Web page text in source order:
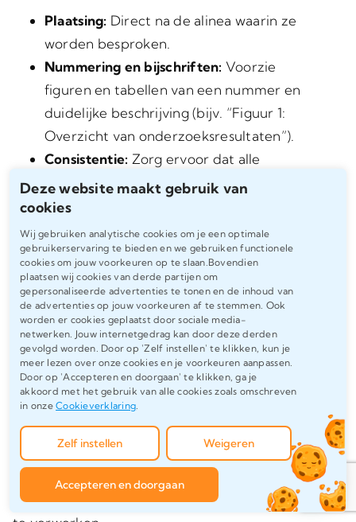
Deze website maakt gebruik van
cookies
Wij gebruiken analytische cookies om je een optimale
gebruikerservaring te bieden en we gebruiken functionele
cookies om jouw voorkeuren op te slaan.Bovendien
plaatsen wij cookies van derde partijen om
gepersonaliseerde advertenties te tonen en de inhoud van
de advertenties op jouw voorkeuren af te stemmen. Ook
worden er cookies geplaatst door sociale media-
netwerken. Jouw internetgedrag kan door deze derden
gevolgd worden. Door op 'Zelf instellen' te klikken, kun je
meer lezen over onze cookies en je voorkeuren aanpassen.
Door op 'Accepteren en doorgaan' te klikken, ga je
akkoord met het gebruik van alle cookies zoals omschreven
in onzeCookieverklaring.
Zelf instellen Weigeren
Accepteren en doorgaan
Plaatsing: Direct na de alinea waarin ze
worden besproken.
Nummering en bijschriften: Voorzie
figuren en tabellen van een nummer en
duidelijke beschrijving (bijv. “Figuur 1:
Overzicht van onderzoeksresultaten”).
Consistentie: Zorg ervoor dat alle
afbeeldingen en tabellen op dezelfde
manier zijn opgemaakt en uitgelijnd.
Referenties en Literatuurlijst:
Correct Bronvermelding
Een correcte bronvermelding is essentieel
voor elke dissertatie. Het toont aan dat je
onderzoek gebaseerd is op betrouwbare
bronnen en voorkomt plagiaat. Universiteiten
hanteren strikte eisen voor referentiestijlen,
en een onjuiste literatuurlijst kan tot
puntenaftrek of zelfs afwijzing leiden.
Professionele ondersteuning helpt om je
referenties foutloos en volgens de juiste stijl